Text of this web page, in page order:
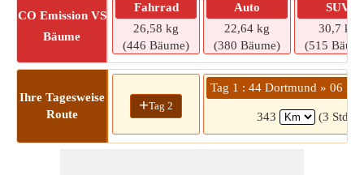
CO Emission VS
Bäume
Fahrrad
26,58 kg
(446 Bäume)
Auto
22,64 kg
(380 Bäume)
SUV
30,7 kg
(515
Ihre Tagesweise
Route
+Tag 2
Tag 1 : 44 Dortmund » 06
343 (3 Std.